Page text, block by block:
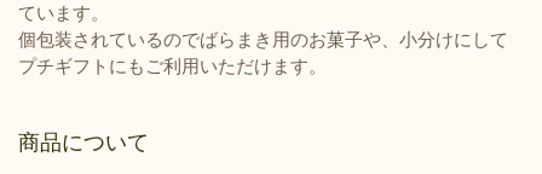
ています。
個包装されているのでばらまき用のお菓子や、小分けにして
プチギフトにもご利用いただけます。
商品について